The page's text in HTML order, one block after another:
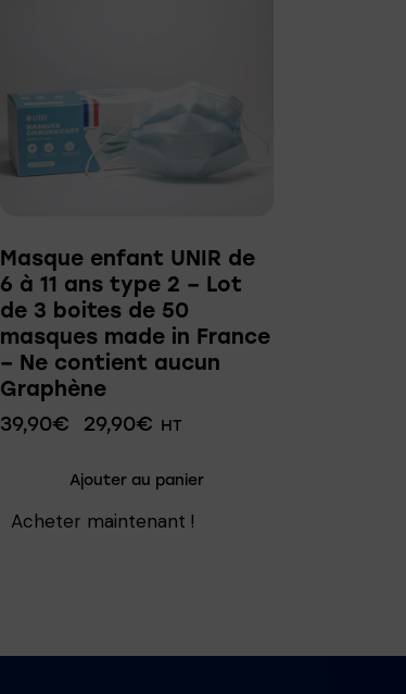
Masque enfant UNIR de
6 à 11 ans type 2 – Lot
de 3 boites de 50
masques made in France
– Ne contient aucun
Graphène
39,90€ 29,90€ HT
Ajouter au panier
Acheter maintenant !